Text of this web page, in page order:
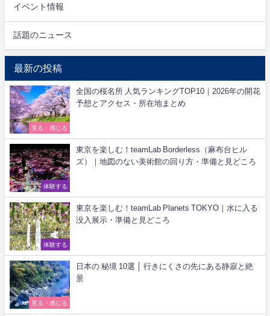
イベント情報
話題のニュース
最新の投稿
見る・感じる
全国の桜名所 人気ランキングTOP10｜2026年の開花
予想とアクセス・所在地まとめ
体験する
東京を楽しむ！teamLab Borderless（麻布台ヒル
ズ）｜地図のない美術館の回り方・準備と見どころ
体験する
東京を楽しむ！teamLab Planets TOKYO｜水に入る
没入展示・準備と見どころ
見る・感じる
日本の 秘境 10選 │ 行きにくさの先にある静寂と絶
景